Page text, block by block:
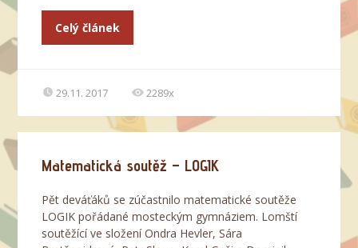
Celý článek
29.11. 2017 2289x
Matematická soutěž – LOGIK
Pět deváťáků se zúčastnilo matematické soutěže
LOGIK pořádané mosteckým gymnáziem. Lomští
soutěžící ve složení Ondra Hevler, Sára